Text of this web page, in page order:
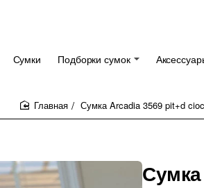
Сумки Подборки сумок
Сумка Arcadia 3569 pit+d